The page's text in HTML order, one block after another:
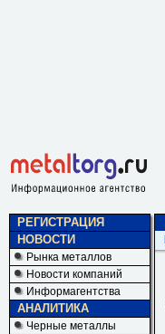
РЕГИСТРАЦИЯ
НОВОСТИ
Рынка металлов
Новости компаний
Информагентства
АНАЛИТИКА
Черные металлы